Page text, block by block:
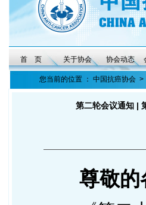
首 页 关于协会 协会动态
您当前的位置 ： 中国抗癌协会 >
第二轮会议通知 |
尊敬的